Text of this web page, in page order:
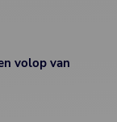
volop van